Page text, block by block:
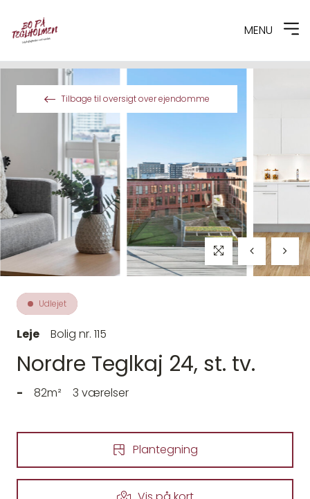
Spring til indhold
MENU
Tilbage til oversigt over ejendomme
Udlejet
Leje Bolig nr. 115
Nordre Teglkaj 24, st. tv.
- 82m² 3 værelser
Plantegning